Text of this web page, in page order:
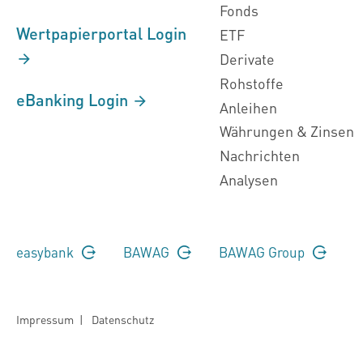
Wertpapierportal Login
eBanking Login
Fonds
ETF
Derivate
Rohstoffe
Anleihen
Währungen & Zinsen
Nachrichten
Analysen
easybank BAWAG BAWAG Group
Impressum | Datenschutz